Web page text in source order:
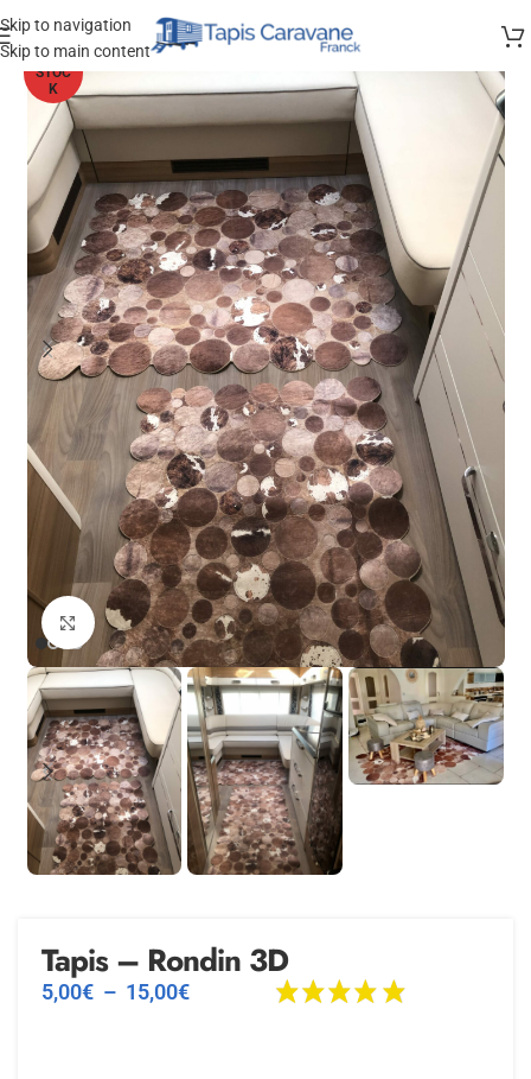
Skip to navigation
Skip to main content
HORS
STOC
K
Agrandir
Tapis – Rondin 3D
5,00€ – 15,00€